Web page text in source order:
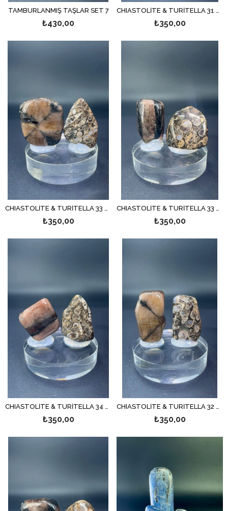
TAMBURLANMIŞ TAŞLAR SET 7
₺430,00 ₺350,00
CHIASTOLİTE & TURİTELLA 33 GR.
₺350,00
CHIASTOLİTE & TURİTELLA 33 GR.
₺350,00
₺350,00 ₺350,00